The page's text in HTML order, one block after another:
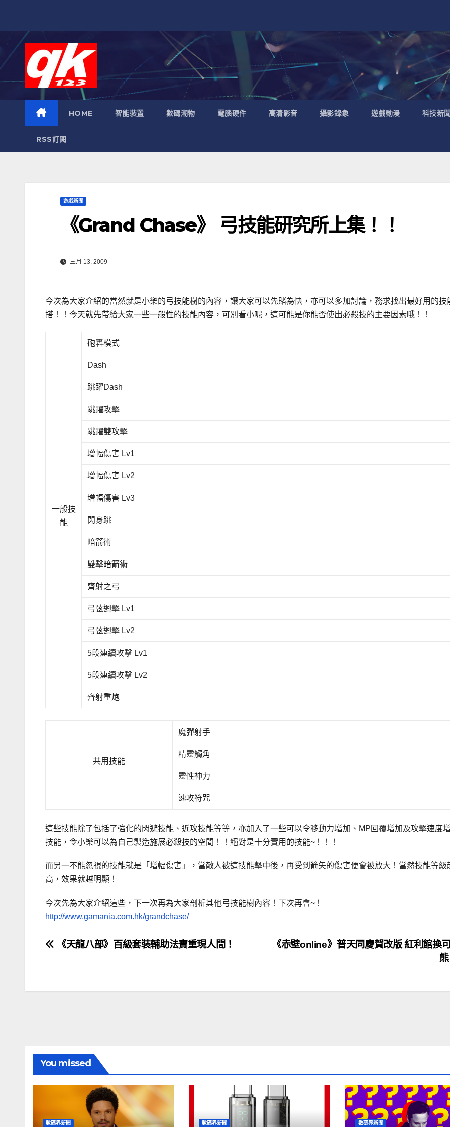
HOME 智能裝置 數碼潮物 電腦硬件 高清影音 攝影錄象 遊戲動漫 科技新
RSS訂閱
遊戲新聞
《Grand Chase》 弓技能研究所上集！！
三月 13, 2009
今次為大家介紹的當然就是小樂的弓技能樹的內容，讓大家可以先賭為快，亦可以多加討論，務求找出最好用的技
搭！！今天就先帶給大家一些一般性的技能內容，可別看小呢，這可能是你能否使出必殺技的主要因素哦！！
一般技
能
砲轟模式
Dash
跳躍Dash
跳躍攻擊
跳躍雙攻擊
增幅傷害 Lv1
增幅傷害 Lv2
增幅傷害 Lv3
閃身跳
暗箭術
雙擊暗箭術
齊射之弓
弓弦迴擊 Lv1
弓弦迴擊 Lv2
5段連續攻擊 Lv1
5段連續攻擊 Lv2
齊射重炮
共用技能
魔彈射手
精靈觸角
靈性神力
速攻符咒
這些技能除了包括了強化的閃避技能、近攻技能等等，亦加入了一些可以令移動力增加、MP回覆增加及攻擊速度
技能，令小樂可以為自己製造施展必殺技的空間！！絕對是十分實用的技能~！！！
而另一不能忽視的技能就是「增幅傷害」，當敵人被這技能擊中後，再受到箭矢的傷害便會被放大！當然技能等級
高，效果就越明顯！
今次先為大家介紹這些，下一次再為大家剖析其他弓技能樹內容！下次再會~！
http://www.gamania.com.hk/grandchase/
文
導
《赤壁online》普天同慶賀改版 紅利館換
《天龍八部》百級套裝輔助法寶重現人間！
You missed
數碼界新聞 數碼界新聞 數碼界新聞